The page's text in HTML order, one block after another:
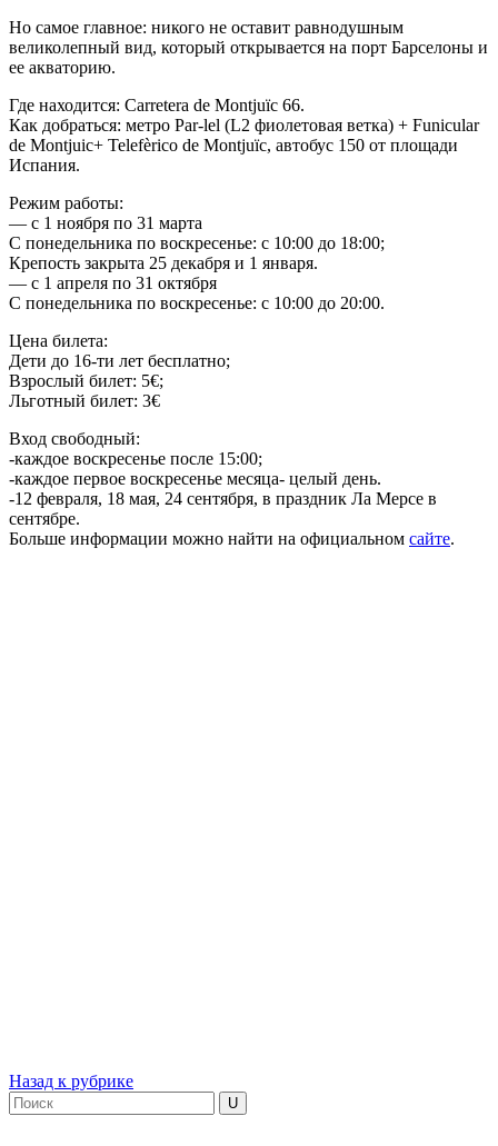
Но самое главное: никого не оставит равнодушным
великолепный вид, который открывается на порт Барселоны и
ее акваторию.
Где находится: Carretera de Montjuïc 66.
Как добраться: метро Par-lel (L2 фиолетовая ветка) + Funicular
de Montjuic+ Telefèrico de Montjuïc, автобус 150 от площади
Испания.
Режим работы:
— c 1 ноября по 31 марта
С понедельника по воскресенье: с 10:00 до 18:00;
Крепость закрыта 25 декабря и 1 января.
— с 1 апреля по 31 октября
С понедельника по воскресенье: с 10:00 до 20:00.
Цена билета:
Дети до 16-ти лет бесплатно;
Взрослый билет: 5€;
Льготный билет: 3€
Вход свободный:
-каждое воскресенье после 15:00;
-каждое первое воскресенье месяца- целый день.
-12 февраля, 18 мая, 24 сентября, в праздник Ла Мерсе в
сентябре.
Больше информации можно найти на официальном сайте.
Назад к рубрике